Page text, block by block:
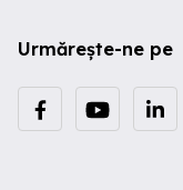
Urmărește-ne pe